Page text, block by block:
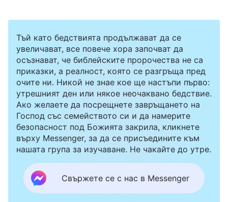
Тъй като бедствията продължават да се
увеличават, все повече хора започват да
осъзнават, че библейските пророчества не са
приказки, а реалност, която се разгръща пред
очите ни. Никой не знае кое ще настъпи първо:
утрешният ден или някое неочаквано бедствие.
Ако желаете да посрещнете завръщането на
Господ със семейството си и да намерите
безопасност под Божията закрила, кликнете
върху Messenger, за да се присъедините към
нашата група за изучаване. Не чакайте до утре.
Свържете се с нас в Messenger